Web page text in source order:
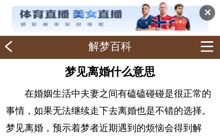
✕
解梦百科
梦见离婚什么意思
在婚姻生活中夫妻之间有磕磕碰碰是很正常的
事情，如果无法继续走下去离婚也是不错的选择。
梦见离婚，预示着梦者近期遇到的烦恼会得到解